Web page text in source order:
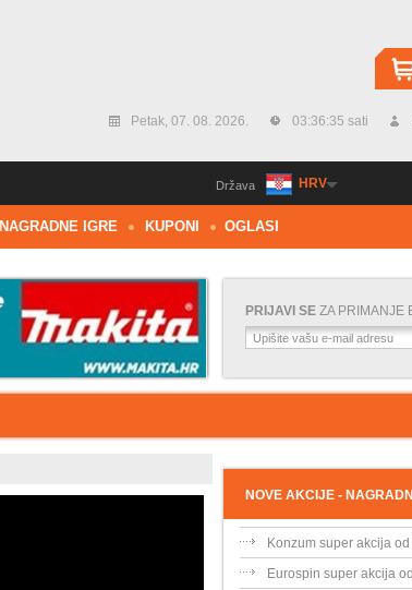
Petak, 07. 08. 2026. 03:36:36 sati
HRV
Država
NAGRADNE IGRE KUPONI OGLASI
PRIJAVI SEZA PRIMANJE
NOVE AKCIJE -
KTC super akcija od
Konzum super akcija od